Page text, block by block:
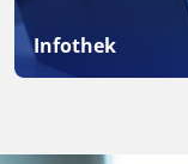
Infothek